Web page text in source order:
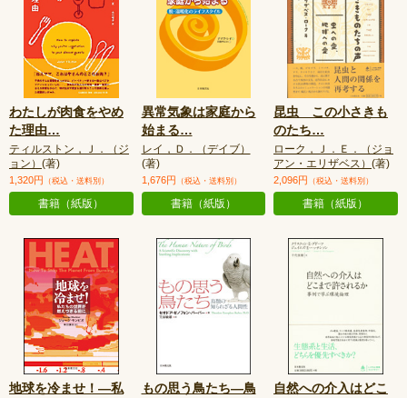
わたしが肉食をやめ
た理由…
ティルストン，Ｊ．（ジ
ョン） (著)
1,320円 （税込・送料別）
書籍（紙版）
異常気象は家庭から
始まる…
レイ，Ｄ．（デイブ）
(著)
1,676円 （税込・送料別）
書籍（紙版）
昆虫 この小さきも
のたち…
ローク，Ｊ．Ｅ．（ジョ
アン・エリザベス） (著)
2,096円 （税込・送料別）
書籍（紙版）
地球を冷ませ！—私
もの思う鳥たち—鳥
自然への介入はどこ